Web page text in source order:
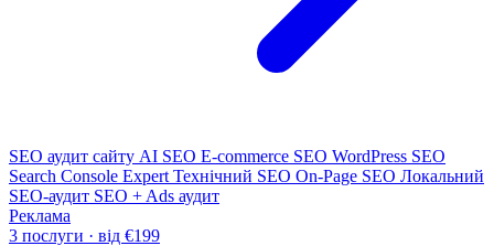
SEO аудит сайту AI SEO E-commerce SEO WordPress SEO
Search Console Expert Технічний SEO On-Page SEO Локальний
SEO-аудит SEO + Ads аудит
Реклама
3 послуги · від €199